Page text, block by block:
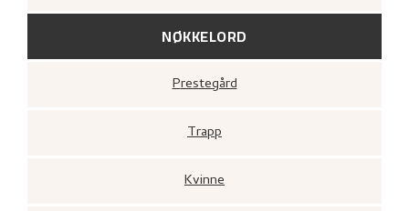
NØKKELORD
Prestegård
Trapp
Kvinne